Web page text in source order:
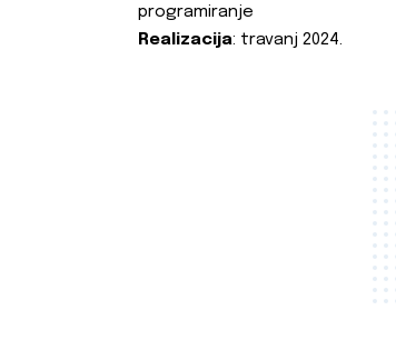
programiranje
Realizacija: travanj 2024.